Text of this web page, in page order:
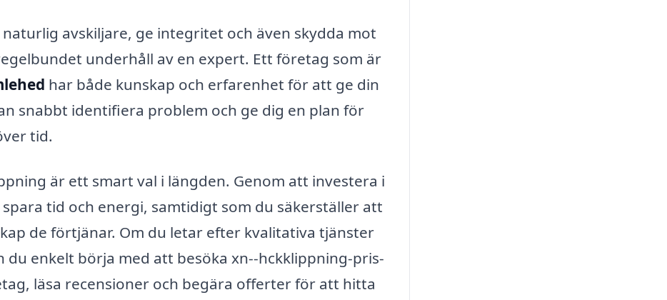
avskiljare, ge integritet och även skydda mot
underhåll av en expert. Ett företag som är
har både kunskap och erfarenhet för att ge din
snabbt identifiera problem och ge dig en plan för
tid.
är ett smart val i längden. Genom att investera i
tid och energi, samtidigt som du säkerställer att
de förtjänar. Om du letar efter kvalitativa tjänster
du enkelt börja med att besöka xn--hckklippning-pris-
läsa recensioner och begära offerter för att hitta